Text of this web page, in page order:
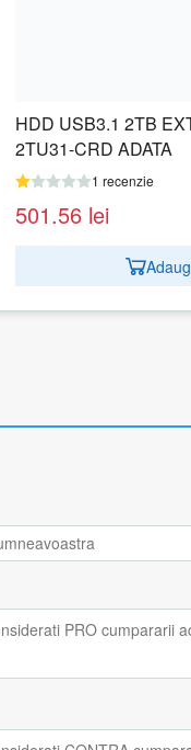
SAMSUNG
USB 3.2
952.10